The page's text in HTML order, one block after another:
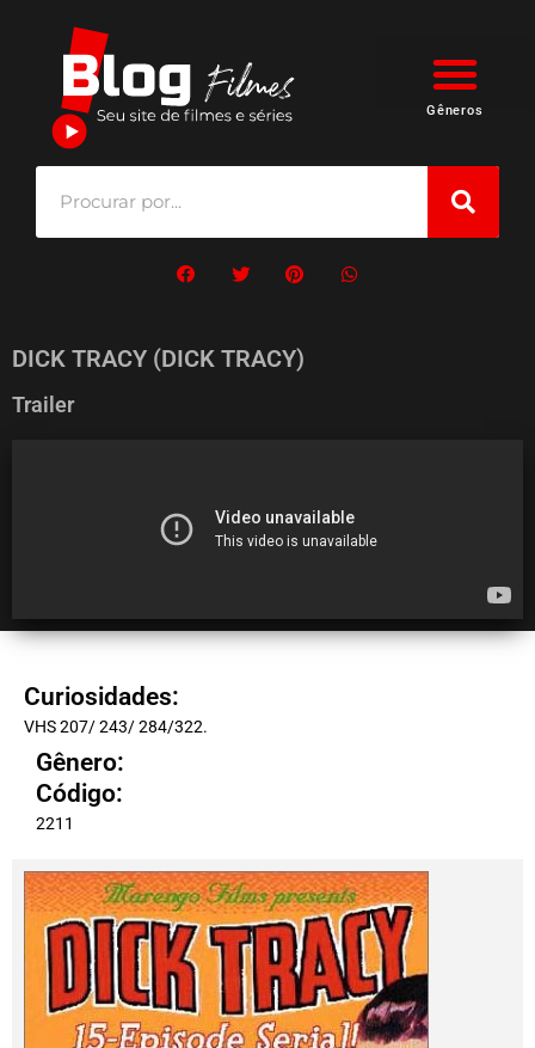
Gêneros
DICK TRACY (DICK TRACY)
Trailer
Curiosidades:
VHS 207/ 243/ 284/322.
Gênero:
Código:
2211